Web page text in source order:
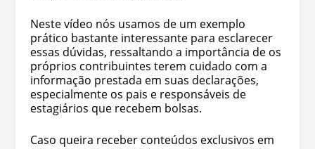
Neste vídeo nós usamos de um exemplo
prático bastante interessante para esclarecer
essas dúvidas, ressaltando a importância de os
próprios contribuintes terem cuidado com a
informação prestada em suas declarações,
especialmente os pais e responsáveis de
estagiários que recebem bolsas.
Caso queira receber conteúdos exclusivos em